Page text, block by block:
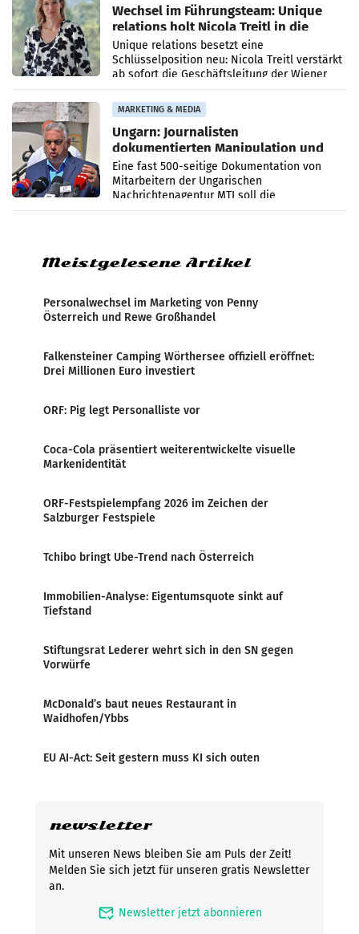
Wechsel im Führungsteam: Unique
relations holt Nicola Treitl in die
Geschäftsleitung
Unique relations besetzt eine
Schlüsselposition neu: Nicola Treitl verstärkt
ab sofort die Geschäftsleitung der Wiener
PR-Agentur an der Seite von Josef Kalina und
Anna Kalina-Mahr.
MARKETING & MEDIA
Ungarn: Journalisten
dokumentierten Manipulation und
Zensur
Eine fast 500-seitige Dokumentation von
Mitarbeitern der Ungarischen
Nachrichtenagentur MTI soll die
systematische Nachrichten-Manipulation und
Meistgelesene Artikel
Personalwechsel im Marketing von Penny
Österreich und Rewe Großhandel
Falkensteiner Camping Wörthersee offiziell eröffnet:
Drei Millionen Euro investiert
ORF: Pig legt Personalliste vor
Coca-Cola präsentiert weiterentwickelte visuelle
Markenidentität
ORF-Festspielempfang 2026 im Zeichen der
Salzburger Festspiele
Tchibo bringt Ube-Trend nach Österreich
Immobilien-Analyse: Eigentumsquote sinkt auf
Tiefstand
Stiftungsrat Lederer wehrt sich in den SN gegen
Vorwürfe
McDonald’s baut neues Restaurant in
Waidhofen/Ybbs
EU AI-Act: Seit gestern muss KI sich outen
newsletter
Mit unseren News bleiben Sie am Puls der Zeit!
Melden Sie sich jetzt für unseren gratis Newsletter
an.
mark_email_read Newsletter jetzt abonnieren